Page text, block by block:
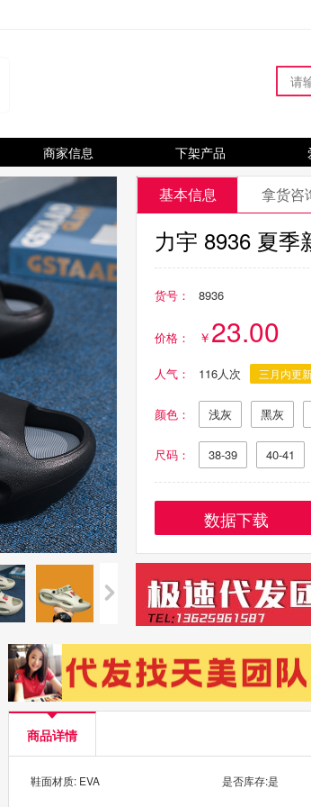
商家信息 下架产品
基本信息 拿货咨
力宇 8936 夏季
货号： 8936
价格： 23.00
人气： 116人次 三月内更
颜色： 浅灰 黑灰
尺码： 38-39 40-41
数据下载
商品详情
鞋面材质: EVA 是否库存:是